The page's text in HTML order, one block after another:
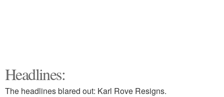
Headlines:
The headlines blared out: Karl Rove Resigns.